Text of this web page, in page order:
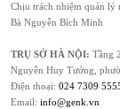
Chịu trách nhiệm quản lý
Bà Nguyễn Bích Minh
TRỤ SỞ HÀ NỘI: Tầng
Nguyễn Huy Tưởng,
Điện thoại: 024 7309
Email: info@genk.vn